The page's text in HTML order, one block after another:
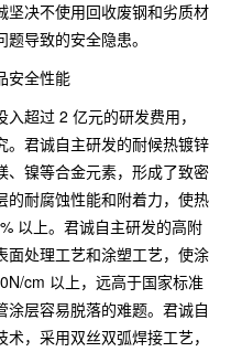
坚决不使用回收废钢和劣质材
导致的安全隐患。
安全性能
超过 2 亿元的研发费用，
。君诚自主研发的耐候热镀锌
、镍等合金元素，形成了致密
的耐腐蚀性能和附着力，使热
以上。君诚自主研发的高附
面处理工艺和涂塑工艺，使涂
cm 以上，远高于国家标准
层容易脱落的难题。君诚自
，采用双丝双弧焊接工艺，